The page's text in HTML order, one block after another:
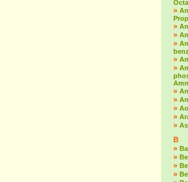
»
»
»
»
»
»
»
»
»
»
»
B
»
»
»
»